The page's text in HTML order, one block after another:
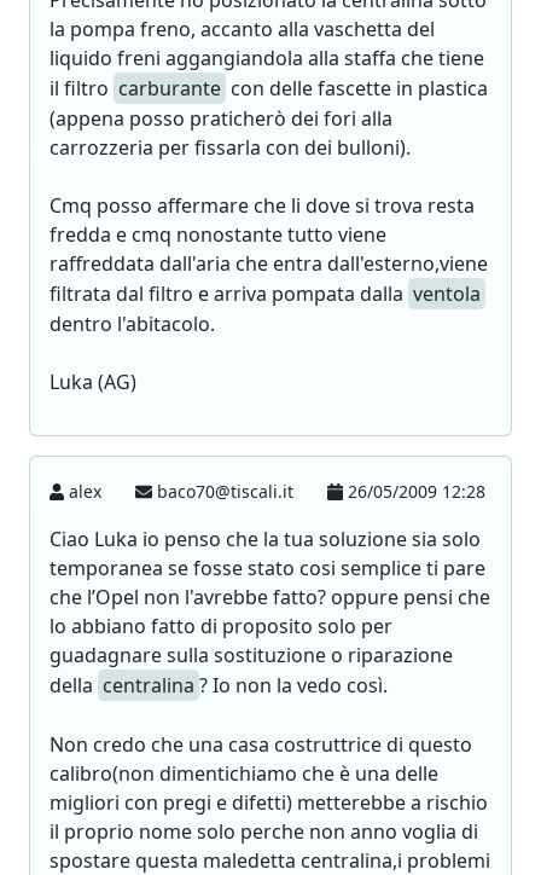
la pompa freno, accanto alla vaschetta del
liquido freni aggangiandola alla staffa che tiene
il filtro carburante con delle fascette in plastica
(appena posso praticherò dei fori alla
carrozzeria per fissarla con dei bulloni).
Cmq posso affermare che li dove si trova resta
fredda e cmq nonostante tutto viene
raffreddata dall'aria che entra dall'esterno,viene
filtrata dal filtro e arriva pompata dalla ventola
dentro l'abitacolo.
Luka (AG)
alex baco70@tiscali.it 26/05/2009 12:28
Ciao Luka io penso che la tua soluzione sia solo
temporanea se fosse stato cosi semplice ti pare
che l’Opel non l'avrebbe fatto? oppure pensi che
lo abbiano fatto di proposito solo per
guadagnare sulla sostituzione o riparazione
della centralina ? Io non la vedo così.
Non credo che una casa costruttrice di questo
calibro(non dimentichiamo che è una delle
migliori con pregi e difetti) metterebbe a rischio
il proprio nome solo perche non anno voglia di
spostare questa maledetta centralina,i problemi